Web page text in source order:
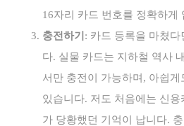
16자리 카드 번호를 정확하게
충전하기 : 카드 등록을 마쳤다
다. 실물 카드는 지하철 역사
서만 충전이 가능하며, 아쉽
있습니다. 저도 처음에는 신
가 당황했던 기억이 납니다.